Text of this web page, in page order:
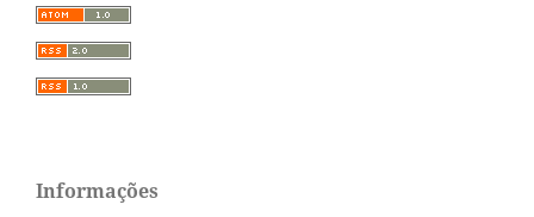
Informações